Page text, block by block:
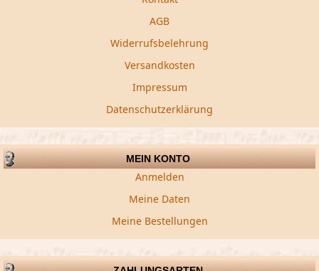
AGB
Widerrufsbelehrung
Versandkosten
Impressum
Datenschutzerklärung
MEIN KONTO
Anmelden
Meine Daten
Meine Bestellungen